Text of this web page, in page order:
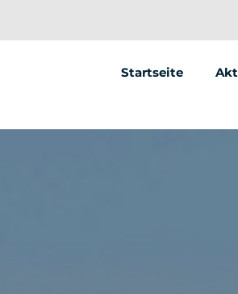
Startseite